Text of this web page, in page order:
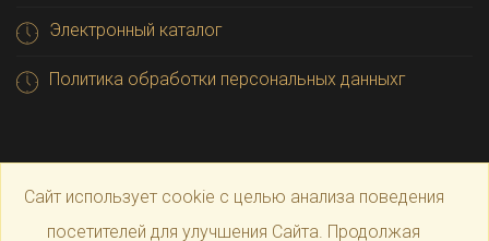
Электронный каталог
Политика обработки персональных данныхг
Сайт использует cookie с целью анализа поведения
посетителей для улучшения Сайта. Продолжая